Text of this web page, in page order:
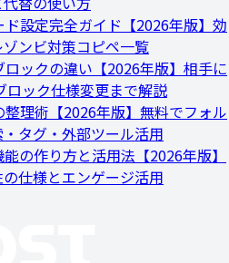
ド設定完全ガイド【2026年版】効
ンビ対策コピペ一覧
ロックの違い【2026年版】相手に
ロック仕様変更まで解説
整理術【2026年版】無料でフォル
タグ・外部ツール活用
の作り方と活用法【2026年版】
仕様とエンゲージ活用